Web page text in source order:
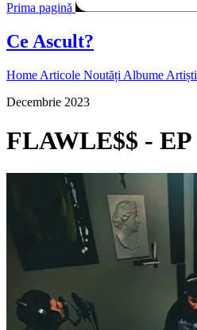
Prima pagină
Ce Ascult?
Home Articole Noutăți Albume Artiști
Decembrie 2023
FLAWLE$$ - EP
Pagina externă
Pagina externă
Pagina externă
Pagina externă
RRAVA